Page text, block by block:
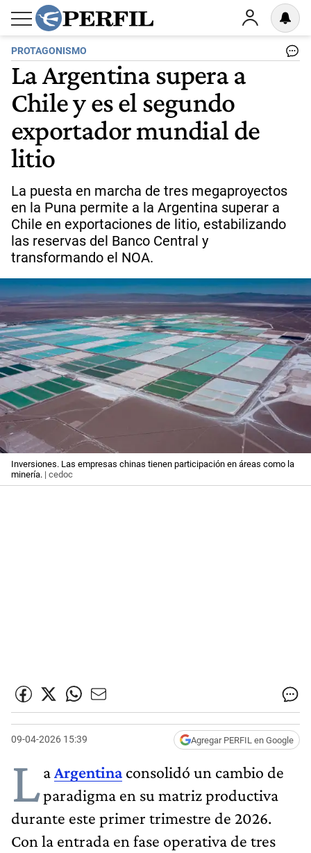
PROTAGONISMO
La Argentina supera a
Chile y es el segundo
exportador mundial de
litio
La puesta en marcha de tres megaproyectos
en la Puna permite a la Argentina superar a
Chile en exportaciones de litio, estabilizando
las reservas del Banco Central y
transformando el NOA.
Inversiones. Las empresas chinas tienen participación en áreas como la
minería. | cedoc
09-04-2026 15:39 Agregar PERFIL en Google
LaArgentinaconsolidó un cambio de
paradigma en su matriz productiva
durante este primer trimestre de 2026.
Con la entrada en fase operativa de tres